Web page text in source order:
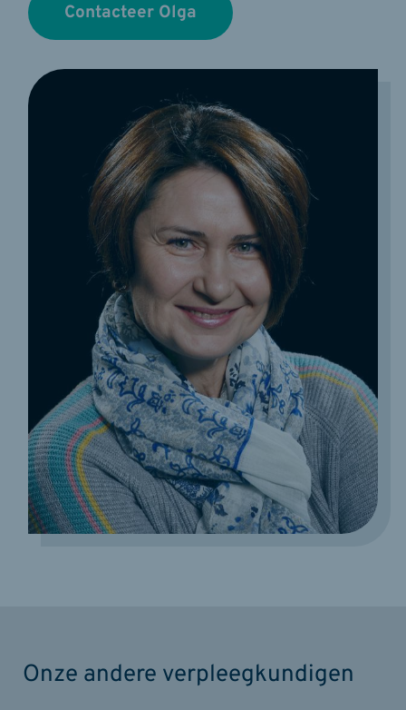
Contacteer Olga
Onze andere verpleegkundigen